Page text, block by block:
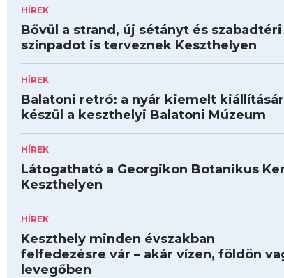
HÍREK
Bővül a strand, új sétányt és szabadtéri
színpadot is terveznek Keszthelyen
HÍREK
Balatoni retró: a nyár kiemelt
készül a keszthelyi Balatoni Múzeum
HÍREK
Látogatható a Georgikon Botanikus
Keszthelyen
HÍREK
Keszthely minden évszakban
felfedezésre vár – akár vízen, földön
levegőben